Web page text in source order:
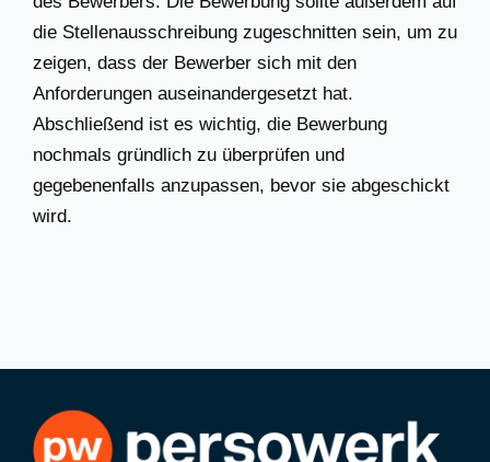
die Stellenausschreibung zugeschnitten sein, um zu
zeigen, dass der Bewerber sich mit den
Anforderungen auseinandergesetzt hat.
Abschließend ist es wichtig, die Bewerbung
nochmals gründlich zu überprüfen und
gegebenenfalls anzupassen, bevor sie abgeschickt
wird.